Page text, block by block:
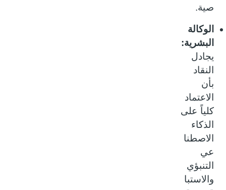
صية.
الوكالة
البشرية:
يجادل
النقاد
بأن
الاعتماد
كلياً على
الذكاء
الاصطنا
عي
التنبؤي
والاستبا